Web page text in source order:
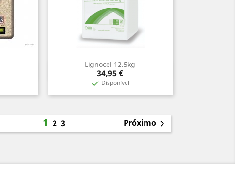
Lignocel 12.5kg
Preço
34,95 €
 Disponível
Vista rápida
123 Próximo